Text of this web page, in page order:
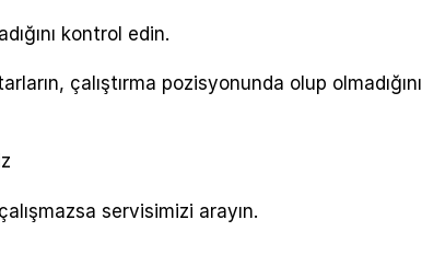
kontrol edin.
çalıştırma pozisyonunda olup olmadığını
servisimizi arayın.